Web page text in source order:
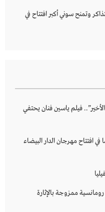
وتمنح سوني أكبر افتتاح في
فيلم ياسين فنان يحتفي
افتتاح مهرجان الدار البيضاء
رومانسية ممزوجة بالإثارة